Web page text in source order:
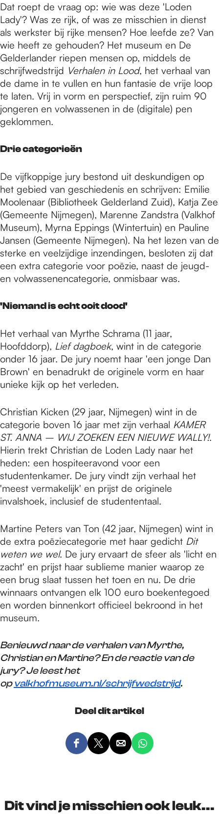
Dat roept de vraag op: wie was deze 'Loden
Lady'? Was ze rijk, of was ze misschien in dienst
als werkster bij rijke mensen? Hoe leefde ze? Van
wie heeft ze gehouden? Het museum en De
Gelderlander riepen mensen op, middels de
schrijfwedstrijd Verhalen in Lood, het verhaal van
de dame in te vullen en hun fantasie de vrije loop
te laten. Vrij in vorm en perspectief, zijn ruim 90
jongeren en volwassenen in de (digitale) pen
geklommen.
Drie categorieën
De vijfkoppige jury bestond uit deskundigen op
het gebied van geschiedenis en schrijven: Emilie
Moolenaar (Bibliotheek Gelderland Zuid), Katja Zee
(Gemeente Nijmegen), Marenne Zandstra (Valkhof
Museum), Myrna Eppings (Wintertuin) en Pauline
Jansen (Gemeente Nijmegen). Na het lezen van de
sterke en veelzijdige inzendingen, besloten zij dat
een extra categorie voor poëzie, naast de jeugd-
en volwassenencategorie, onmisbaar was.
'Niemand is echt ooit dood'
Het verhaal van Myrthe Schrama (11 jaar,
Hoofddorp), Lief dagboek, wint in de categorie
onder 16 jaar. De jury noemt haar 'een jonge Dan
Brown' en benadrukt de originele vorm en haar
unieke kijk op het verleden.
Christian Kicken (29 jaar, Nijmegen) wint in de
categorie boven 16 jaar met zijn verhaal KAMER
ST. ANNA – WIJ ZOEKEN EEN NIEUWE WALLY!.
Hierin trekt Christian de Loden Lady naar het
heden: een hospiteeravond voor een
studentenkamer. De jury vindt zijn verhaal het
'meest vermakelijk' en prijst de originele
invalshoek, inclusief de studententaal.
Martine Peters van Ton (42 jaar, Nijmegen) wint in
de extra poëziecategorie met haar gedicht Dit
weten we wel. De jury ervaart de sfeer als 'licht en
zacht' en prijst haar sublieme manier waarop ze
een brug slaat tussen het toen en nu. De drie
winnaars ontvangen elk 100 euro boekentegoed
en worden binnenkort officieel bekroond in het
museum.
Benieuwd naar de verhalen van Myrthe,
Christian en Martine? En de reactie van de
jury? Je leest het
opvalkhofmuseum.nl/schrijfwedstrijd.
Dit vind je misschien ook leuk...
Deel dit artikel
D
d
D
d
D
d
D